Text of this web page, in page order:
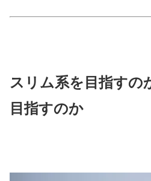
スリム系を目指すの
目指すのか